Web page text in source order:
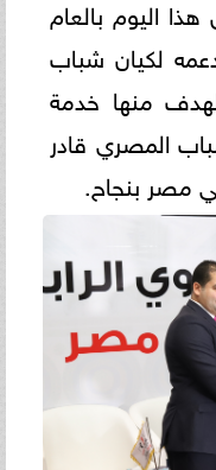
اليوم بالعام
لكيان شباب
منها خدمة
المصري قادر
مصر بنجاح.